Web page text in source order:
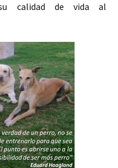
su calidad de vida al